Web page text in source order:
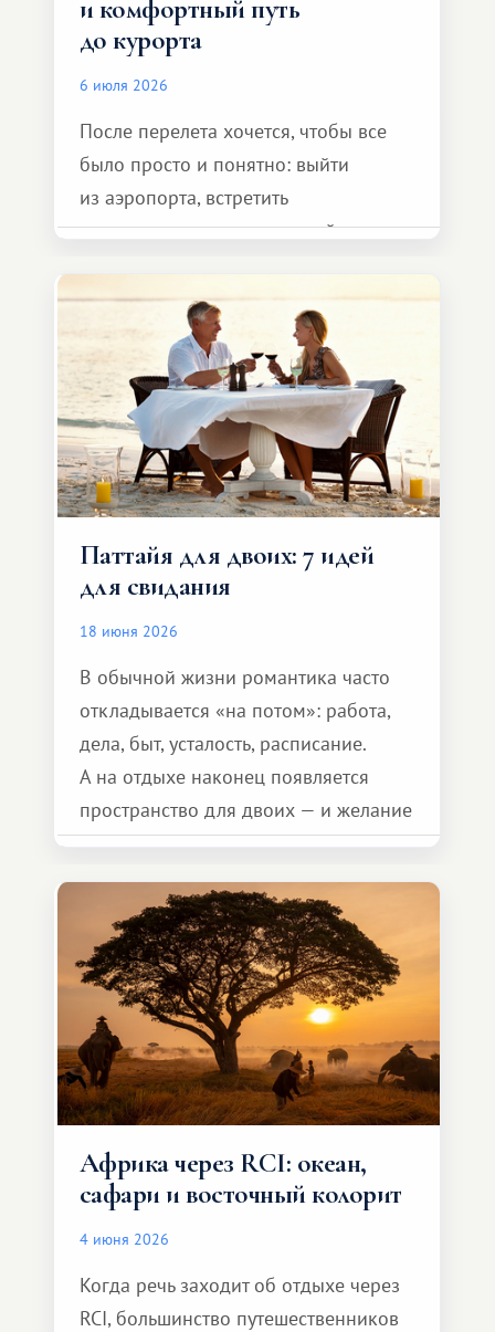
и комфортный путь
до курорта
6 июля 2026
После перелета хочется, чтобы все
было просто и понятно: выйти
из аэропорта, встретить
представителя транспортной
и спокойно доехать до курорта.
Паттайя для двоих: 7 идей
для свидания
18 июня 2026
В обычной жизни романтика часто
откладывается «на потом»: работа,
дела, быт, усталость, расписание.
А на отдыхе наконец появляется
пространство для двоих — и желание
сделать для близкого человека что-то
особенное. Не обязательно
масштабное, но тёплое
и запоминающееся :)
Африка через RCI: океан,
сафари и восточный колорит
4 июня 2026
Когда речь заходит об отдыхе через
RCI, большинство путешественников